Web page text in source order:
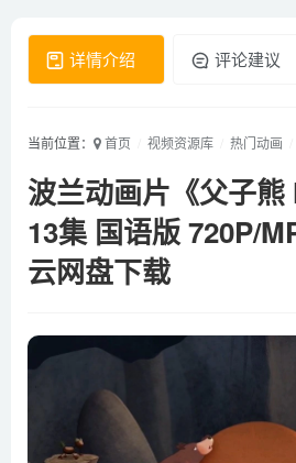
详情介绍 评论建议
当前位置： 首页 视频资源库 热门动画
波兰动画片《父子
13集 国语版 720P/
云网盘下载